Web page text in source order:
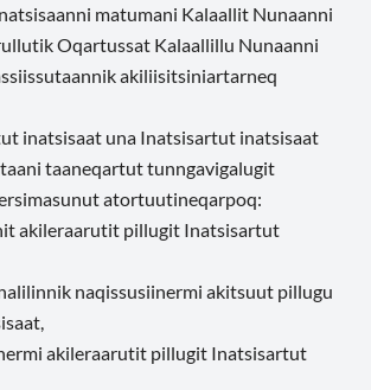
matumani Kalaallit Nunaanni
Oqartussat Kalaallillu Nunaanni
akiliisitsiniartarneq
inatsisaat una Inatsisartut inatsisaat
taaneqartut tunngavigalugit
atortuutineqarpoq:
akileraarutit pillugit Inatsisartut
naqissusiinermi akitsuut pillugu
akileraarutit pillugit Inatsisartut